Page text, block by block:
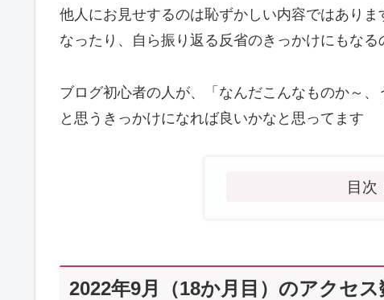
他人にお見せするのは恥ずかしい内容ではあり
なったり、自ら振り返る反省のきっかけにもなる
ブログ初心者の人が、「なんだこんなものか～
と思うきっかけになれば良いかなと思ってます
目次
2022年9月（18か月目）のアクセス